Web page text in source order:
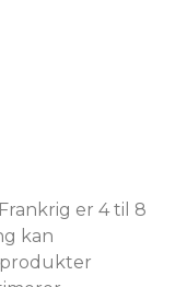
er 4 til 8
kan
produkter